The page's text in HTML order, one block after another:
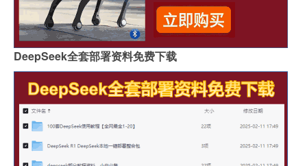
DeepSeek全套部署资料免费下载